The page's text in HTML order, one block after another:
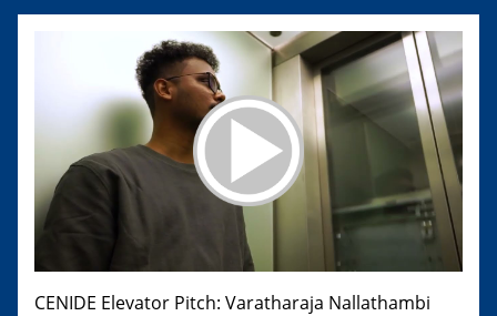
CENIDE Elevator Pitch: Varatharaja Nallathambi